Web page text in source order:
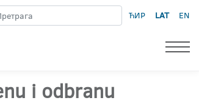
ЋИР LAT EN
i odbranu